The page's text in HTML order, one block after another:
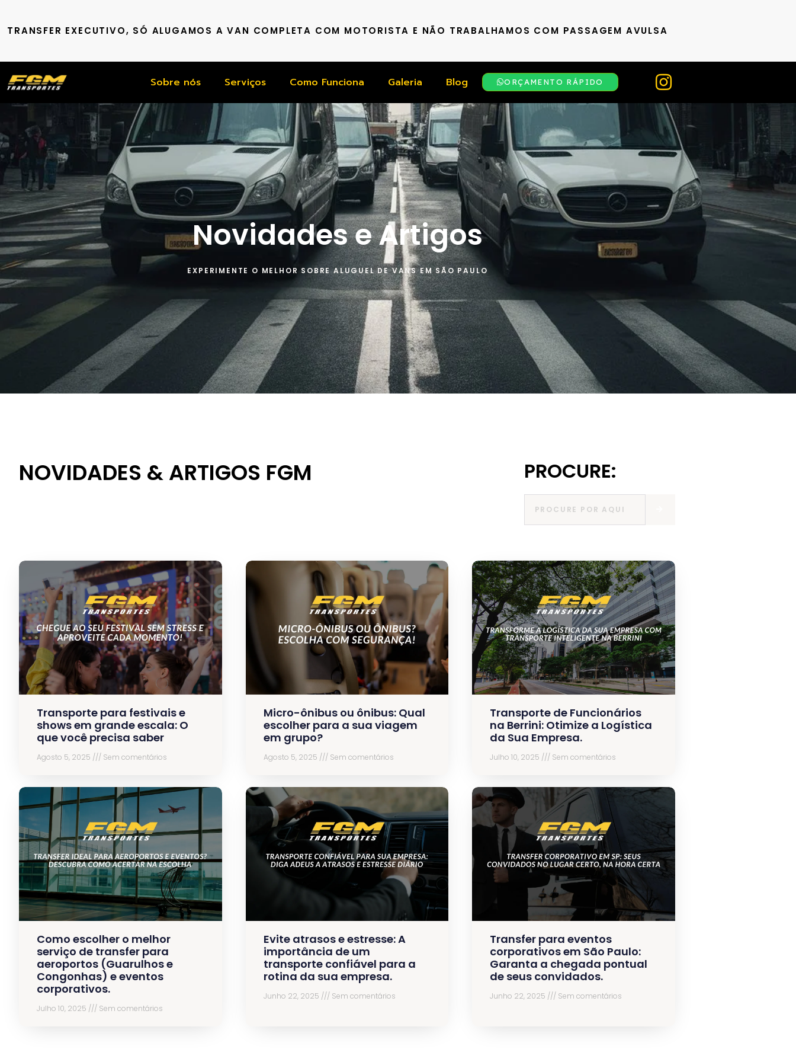
TRANSFER EXECUTIVO, SÓ ALUGAMOS A VAN COMPLETA COM MOTORISTA E NÃO TRABALHAMOS COM PASSAGEM AVULSA
Sobre nós Serviços Como Funciona Galeria Blog ORÇAMENTO RÁPIDO
Novidades e Artigos​
EXPERIMENTE O MELHOR SOBRE ALUGUEL DE VANS EM SÃO PAULO
NOVIDADES & ARTIGOS FGM PROCURE:
Transporte para festivais e
shows em grande escala: O
que você precisa saber
Agosto 5, 2025 Sem comentários
Micro-ônibus ou ônibus: Qual
escolher para a sua viagem
em grupo?
Agosto 5, 2025 Sem comentários
Transporte de Funcionários
na Berrini: Otimize a Logística
da Sua Empresa.
Julho 10, 2025 Sem comentários
Como escolher o melhor
serviço de transfer para
aeroportos (Guarulhos e
Congonhas) e eventos
corporativos.
Julho 10, 2025 Sem comentários
Evite atrasos e estresse: A
importância de um
transporte confiável para a
rotina da sua empresa.
Junho 22, 2025 Sem comentários
Transfer para eventos
corporativos em São Paulo:
Garanta a chegada pontual
de seus convidados.
Junho 22, 2025 Sem comentários